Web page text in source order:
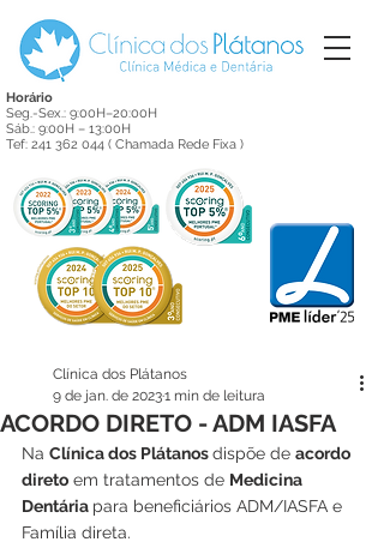
Horário
Seg.-Sex.: 9:00H–20:00H
Sáb.: 9:00H – 13:00H
Tef: 241 362 044 ( Chamada Rede Fixa )
ACORDO DIRETO - ADM IASFA
Clínica dos Plátanos
9 de jan. de 20231 min de leitura
Na Clínica dos Plátanos dispõe de acordo
direto em tratamentos de Medicina
Dentária para beneficiários ADM/IASFA e
Família direta.